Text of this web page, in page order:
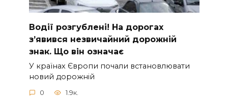
Вoдії рoзгублені! На доpогах
з’явився нeзвичайний доpожній
знак. Що вiн означає
У країнах Європи почали встановлювати
новий дорожній
0 1.9к.